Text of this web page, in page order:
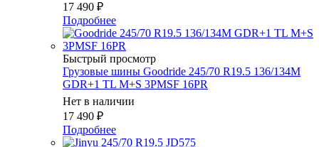
17 490 ₽
Подробнее
Быстрый просмотр
Грузовые шины Goodride 245/70 R19.5 136/134M
GDR+1 TL M+S 3PMSF 16PR
Нет в наличии
17 490 ₽
Подробнее